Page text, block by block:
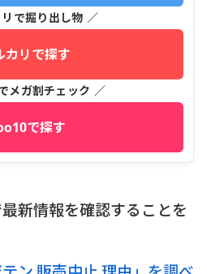
で掘り出し物 ／
カリで探す
メガ割チェック ／
で探す
新情報を確認することを